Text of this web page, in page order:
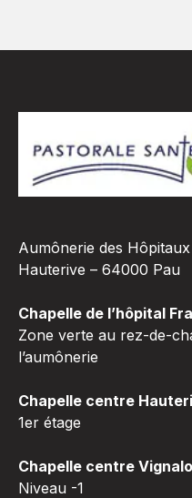
Aumônerie des
Hauterive – 64000 Pau
Chapelle de l’hôpital
Zone verte au rez-de-
l’aumônerie
Chapelle centre
1er étage
Chapelle centre
Niveau -1